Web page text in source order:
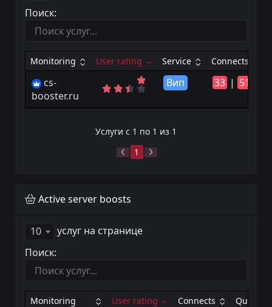
Поиск:
Monitoring User rating Service Connects
cs-
booster.ru
Вип 33 | 51
Услуги с 1 по 1 из 1
1
Active server boosts
10
услуг на странице
Поиск:
Monitoring User rating Connects Quantity